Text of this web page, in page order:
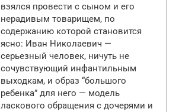
взялся провести с сыном и его
нерадивым товарищем, по
содержанию которой становится
ясно: Иван Николаевич —
серьезный человек, ничуть не
сочувствующий инфантильным
выходкам, и образ “большого
ребенка” для него — модель
ласкового обращения с дочерями и